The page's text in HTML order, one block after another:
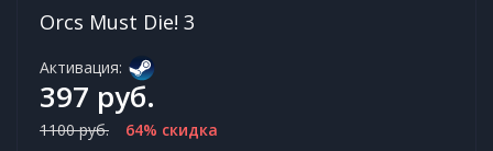
Orcs Must Die! 3
Активация:
397 руб.
1100 руб. 64% скидка